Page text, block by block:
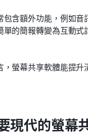
含額外功能，例如
的簡報轉變為互動
螢幕共享軟體能提
現代的螢幕